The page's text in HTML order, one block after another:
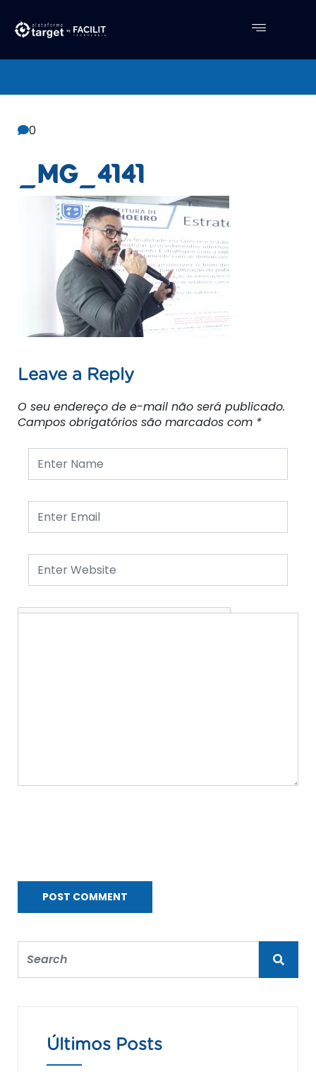
Facilit
0
_MG_4141
Leave a Reply
O seu endereço de e-mail não será publicado.
Campos obrigatórios são marcados com *
Últimos Posts